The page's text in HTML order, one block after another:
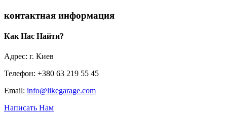
контактная информация
Как Нас Найти?
Адрес: г. Киев
Телефон: +380 63 219 55 45
Email: info@likegarage.com
Написать Нам